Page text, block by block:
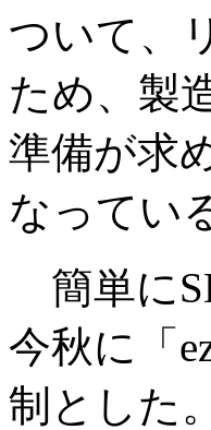
ついて、
ため、製
準備が求
なってい
簡単に
今秋に「
制とした